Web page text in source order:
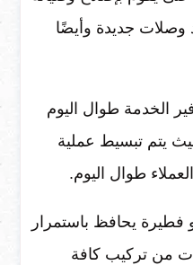
وصلات جديدة وأيضًا
الخدمة طوال اليوم
وهذا حيث يتم تبسيط عملية
طوال اليوم.
فطيرة يحافظ باستمرار
من تركيب كافة